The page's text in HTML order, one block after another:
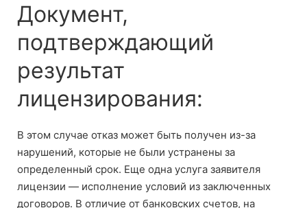
Документ,
подтверждающий
результат
лицензирования:
В этом случае отказ может быть получен из-за
нарушений, которые не были устранены за
определенный срок. Еще одна услуга заявителя
лицензии — исполнение условий из заключенных
договоров. В отличие от банковских счетов, на